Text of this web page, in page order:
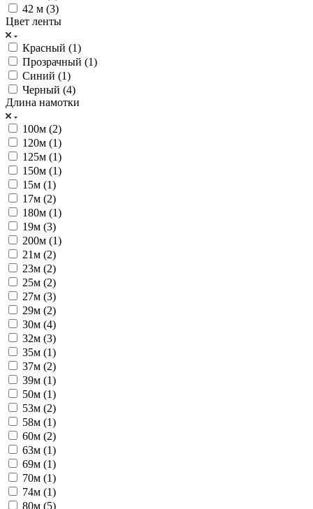
42 м (3)
Цвет ленты
Красный (1)
Прозрачный (1)
Синий (1)
Черный (4)
Длина намотки
100м (2)
120м (1)
125м (1)
150м (1)
15м (1)
17м (2)
180м (1)
19м (3)
200м (1)
21м (2)
23м (2)
25м (2)
27м (3)
29м (2)
30м (4)
32м (3)
35м (1)
37м (2)
39м (1)
50м (1)
53м (2)
58м (1)
60м (2)
63м (1)
69м (1)
70м (1)
74м (1)
80м (5)